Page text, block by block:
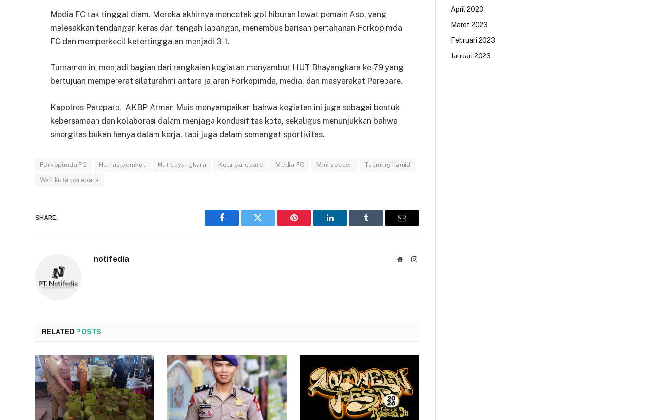
Media FC tak tinggal diam. Mereka akhirnya mencetak gol hiburan lewat pemain Aso, yang
melesakkan tendangan keras dari tengah lapangan, menembus barisan pertahanan Forkopimda
FC dan memperkecil ketertinggalan menjadi 3-1.
Turnamen ini menjadi bagian dari rangkaian kegiatan menyambut HUT Bhayangkara ke-79 yang
bertujuan mempererat silaturahmi antara jajaran Forkopimda, media, dan masyarakat Parepare.
Kapolres Parepare, AKBP Arman Muis menyampaikan bahwa kegiatan ini juga sebagai bentuk
kebersamaan dan kolaborasi dalam menjaga kondusifitas kota, sekaligus menunjukkan bahwa
sinergitas bukan hanya dalam kerja, tapi juga dalam semangat sportivitas.
Forkopimda FC Humas pemkot Hut bayangkara Kota parepare Media FC Mini soccer Tasming hamid
Wali kota parepare
SHARE.
Facebook Twitter Pinterest LinkedIn Tumblr Email
notifedia WebsiteInstagram
RELATED POSTS
April 2023
Maret 2023
Februari 2023
Januari 2023